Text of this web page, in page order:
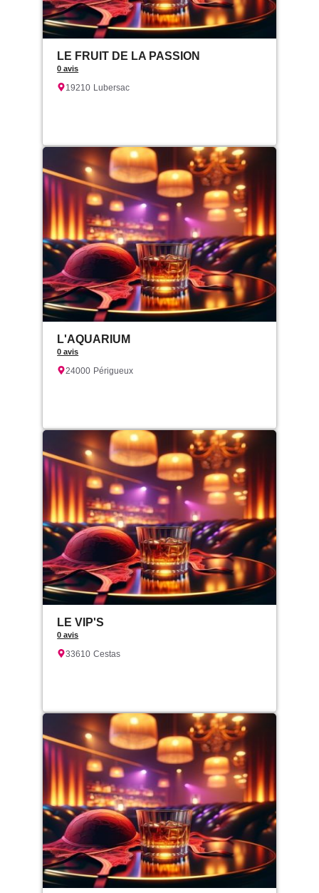
LE FRUIT DE LA PASSION
0 avis
19210 Lubersac
L'AQUARIUM
0 avis
24000 Périgueux
LE VIP'S
0 avis
33610 Cestas